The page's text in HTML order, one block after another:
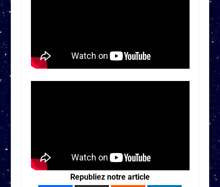
Republiez notre article